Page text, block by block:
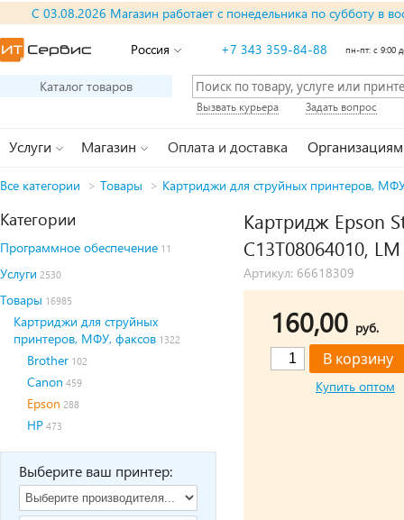
С 03.08.2026 Магазин работает с понедельника по субботу в
Россия +7 343 359-84-88 пн-пт: с 9:00
Каталог товаров
Вызвать курьера Задать вопрос
Услуги Магазин Оплата и доставка Организациям
Все категории > Товары > Картриджи для струйных принтеров,
Категории
Программное обеспечение 11
Услуги 2530
Товары 16985
Картриджи для струйных
принтеров, МФУ, факсов 1322
Brother 102
Canon 459
Epson 288
HP 473
Выберите ваш принтер:
Картридж Epson
C13T08064010, LM
Артикул: 66618309
160,00 руб.
Купить оптом